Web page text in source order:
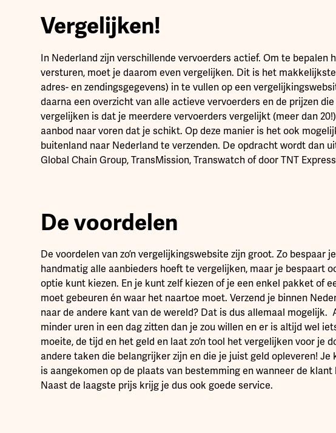
Vergelijken!
In Nederland zijn verschillende vervoerders actief. Om te bepalen
versturen, moet je daarom even vergelijken. Dit is het
adres- en zendingsgegevens) in te vullen op een
daarna een overzicht van alle actieve vervoerders en de prijzen
vergelijken is dat je meerdere vervoerders vergelijkt (meer dan
aanbod naar voren dat je schikt. Op deze manier is het ook
buitenland naar Nederland te verzenden. De opdracht wordt dan
Global Chain Group, TransMission, Transwatch of door TNT
De voordelen
De voordelen van zo’n vergelijkingswebsite zijn groot. Zo bespaar
handmatig alle aanbieders hoeft te vergelijken, maar je bespaart
optie kunt kiezen. En je kunt zelf kiezen of je een enkel pakket of
moet gebeuren én waar het naartoe moet. Verzend je binnen
naar de andere kant van de wereld? Dat is dus allemaal mogelijk.
minder uren in een dag zitten dan je zou willen en er is altijd wel
moeite, de tijd en het geld en laat zo’n tool het vergelijken voor je
andere taken die belangrijker zijn en die je juist geld opleveren!
is aangekomen op de plaats van bestemming en wanneer de
Naast de laagste prijs krijg je dus ook goede service.